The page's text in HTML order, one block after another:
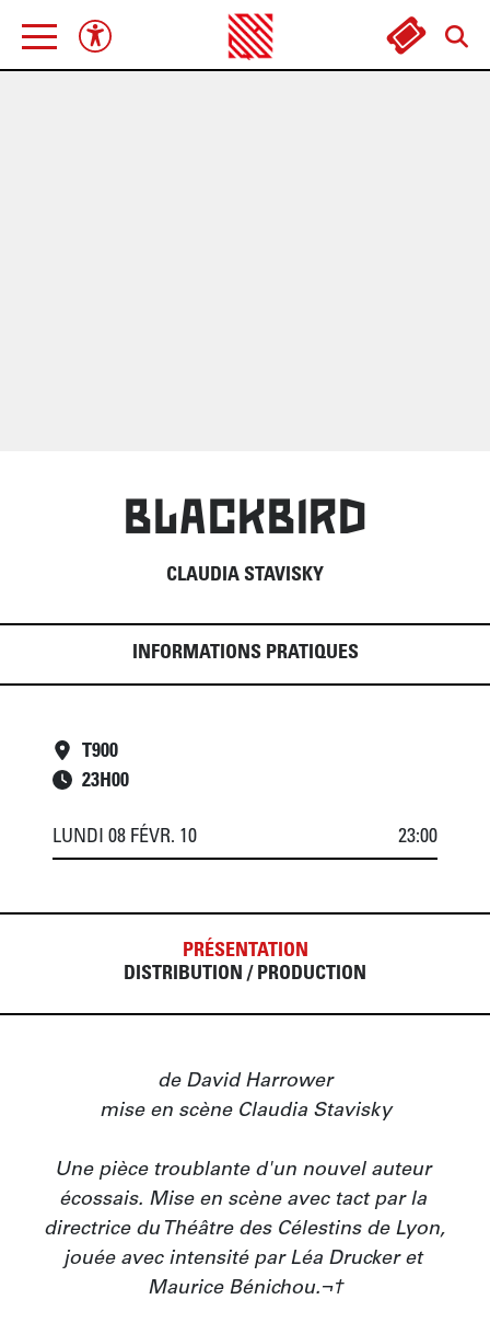
BLACKBIRD
CLAUDIA STAVISKY
INFORMATIONS PRATIQUES
T900
23H00
LUNDI 08 FÉVR. 10 23:00
PRÉSENTATION
DISTRIBUTION / PRODUCTION
de David Harrower
mise en scène Claudia Stavisky
Une pièce troublante d'un nouvel auteur
écossais. Mise en scène avec tact par la
directrice du Théâtre des Célestins de Lyon,
jouée avec intensité par Léa Drucker et
Maurice Bénichou.¬†